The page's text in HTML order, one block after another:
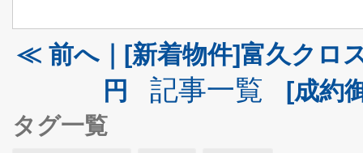
≪ 前へ｜[新着物件]富久クロ
円
記事一覧 [成約
タグ一覧